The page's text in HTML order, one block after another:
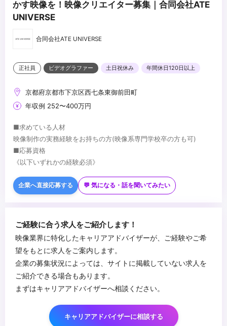
かす映像を！映像クリエイター募集｜合同会社ATE
UNIVERSE
合同会社ATE UNIVERSE
正社員 ビデオグラファー 土日祝休み 年間休日120日以上
京都府京都市下京区西七条東御前田町
年収例 252〜400万円
■求めている人材
映像制作の実務経験をお持ちの方(映像系専門学校卒の方も可)
■応募資格
《以下いずれかの経験必須》
・Adobe Illustrator・Photoshop等のデザインソフトを使用できる
方
※ポートフォリオもしくは過去制作の映像作品の提出をお願いしま
《以下の方歓迎》
がある方)
・幅広い案件に挑戦したい方
・スタッフやお客様とコミュニケーションを取るのが好きな方
...
企業へ直接応募する 💬 気になる・話を聞いてみたい
ご経験に合う求人をご紹介します！
映像業界に特化したキャリアアドバイザーが、ご経験やご希
望をもとに求人をご案内します。
企業の募集状況によっては、サイトに掲載していない求人を
ご紹介できる場合もあります。
まずはキャリアアドバイザーへ相談ください。
キャリアアドバイザーに相談する